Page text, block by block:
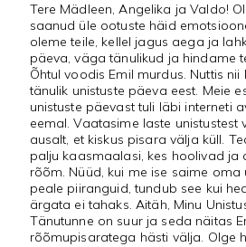
Tere Mädleen, Angelika ja Valdo!
saanud üle ootuste häid
oleme teile, kellel jagus aega ja
päeva, väga tänulikud ja hindame
Õhtul voodis Emil murdus. Nuttis nii
tänulik unistuste päeva eest. Meie
unistuste päevast tuli läbi interneti
eemal. Vaatasime laste unistustest
ausalt, et kiskus pisara välja küll.
palju kaasmaalasi, kes hoolivad ja
rõõm. Nüüd, kui me ise saime oma
peale piiranguid, tundub see kui
ärgata ei tahaks. Aitäh, Minu
Tänutunne on suur ja seda näitas
rõõmupisaratega hästi välja. Olge